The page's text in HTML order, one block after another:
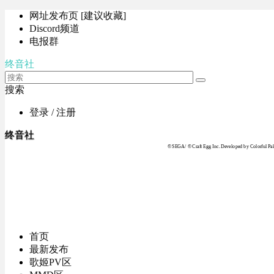
网址发布页 [建议收藏]
Discord频道
电报群
终音社
搜索
登录 / 注册
终音社
© SEGA / © Craft Egg Inc. Developed by Colorful
首页
最新发布
歌姬PV区